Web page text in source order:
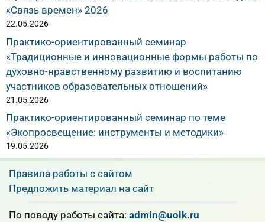
«Связь времен» 2026
22.05.2026
Практико-ориентированный семинар
«Традиционные и инновационные формы работы по
духовно-нравственному развитию и воспитанию
участников образовательных отношений»
21.05.2026
Практико-ориентированный семинар по теме
«Экопросвещение: инструменты и методики»
19.05.2026
Правила работы с сайтом
Предложить материал на сайт
По поводу работы сайта: admin@uolk.ru